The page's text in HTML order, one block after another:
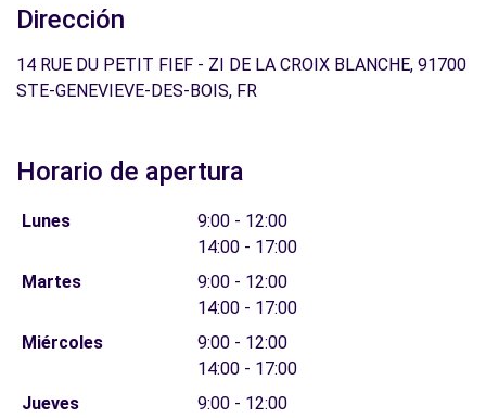
Dirección
14 RUE DU PETIT FIEF - ZI DE LA CROIX BLANCHE, 91700
STE-GENEVIEVE-DES-BOIS, FR
Horario de apertura
Lunes
9:00 - 12:00
14:00 - 17:00
Martes
9:00 - 12:00
14:00 - 17:00
Miércoles
9:00 - 12:00
14:00 - 17:00
Jueves
9:00 - 12:00